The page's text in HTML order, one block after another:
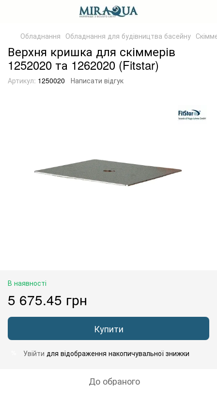
Обладнання Обладнання для будівництва басейну
Верхня кришка для скіммерів
1252020 та 1262020 (Fitstar)
Артикул: 1250020 Написати відгук
В наявності
5 675.45 грн
Купити
Увійти для відображення накопичувальної знижки
До обраного